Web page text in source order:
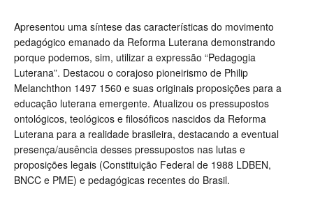
Apresentou uma síntese das características do movimento
pedagógico emanado da Reforma Luterana demonstrando
porque podemos, sim, utilizar a expressão “Pedagogia
Luterana”. Destacou o corajoso pioneirismo de Philip
Melanchthon 1497 1560 e suas originais proposições para a
educação luterana emergente. Atualizou os pressupostos
ontológicos, teológicos e filosóficos nascidos da Reforma
Luterana para a realidade brasileira, destacando a eventual
presença/ausência desses pressupostos nas lutas e
proposições legais (Constituição Federal de 1988 LDBEN,
BNCC e PME) e pedagógicas recentes do Brasil.